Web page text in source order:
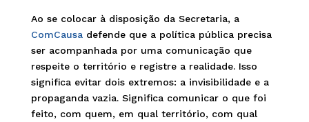
Ao se colocar à disposição da Secretaria, a
ComCausadefende que a política pública precisa
ser acompanhada por uma comunicação que
respeite o território e registre a realidade. Isso
significa evitar dois extremos: a invisibilidade e a
propaganda vazia. Significa comunicar o que foi
feito, com quem, em qual território, com qual